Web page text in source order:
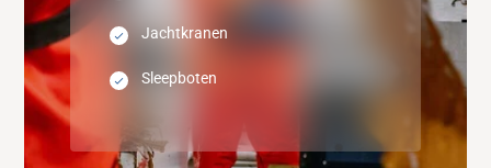
Jachtkranen
Sleepboten